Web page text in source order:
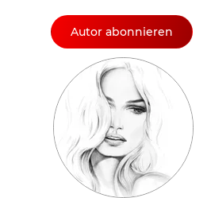
Autor abonnieren